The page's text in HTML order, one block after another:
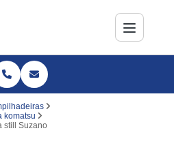
komatsu
still Suzano